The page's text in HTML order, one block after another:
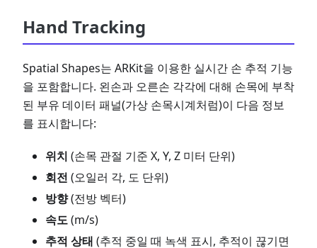
Hand Tracking
Spatial Shapes는 ARKit을 이용한 실시간 손 추적 기능
을 포함합니다. 왼손과 오른손 각각에 대해 손목에 부착
된 부유 데이터 패널(가상 손목시계처럼)이 다음 정보
를 표시합니다:
위치 (손목 관절 기준 X, Y, Z 미터 단위)
회전 (오일러 각, 도 단위)
방향(전방 벡터)
속도(m/s)
추적 상태 (추적 중일 때 녹색 표시, 추적이 끊기면